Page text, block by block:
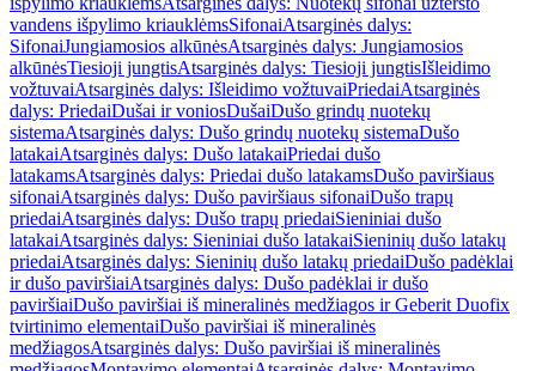
vandens išpylimo kriauklėmsSifonaiAtsarginės dalys:
SifonaiJungiamosios alkūnėsAtsarginės dalys: Jungiamosios
alkūnėsTiesioji jungtisAtsarginės dalys: Tiesioji jungtisIšleidimo
vožtuvaiAtsarginės dalys: Išleidimo vožtuvaiPriedaiAtsarginės
dalys: PriedaiDušai ir voniosDušaiDušo grindų nuotekų
sistemaAtsarginės dalys: Dušo grindų nuotekų sistemaDušo
latakaiAtsarginės dalys: Dušo latakaiPriedai dušo
latakamsAtsarginės dalys: Priedai dušo latakamsDušo paviršiaus
sifonaiAtsarginės dalys: Dušo paviršiaus sifonaiDušo trapų
priedaiAtsarginės dalys: Dušo trapų priedaiSieniniai dušo
latakaiAtsarginės dalys: Sieniniai dušo latakaiSieninių dušo latakų
priedaiAtsarginės dalys: Sieninių dušo latakų priedaiDušo padėklai
ir dušo paviršiaiAtsarginės dalys: Dušo padėklai ir dušo
paviršiaiDušo paviršiai iš mineralinės medžiagos ir Geberit Duofix
tvirtinimo elementaiDušo paviršiai iš mineralinės
medžiagosAtsarginės dalys: Dušo paviršiai iš mineralinės